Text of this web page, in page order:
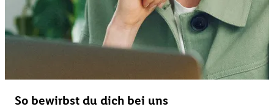
So bewirbst du dich bei uns